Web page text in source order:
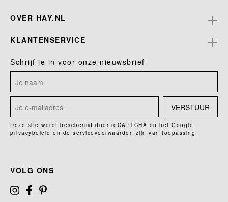
OVER HAY.NL
KLANTENSERVICE
Schrijf je in voor onze nieuwsbrief
VERSTUUR
Deze site wordt beschermd door reCAPTCHA en het Google
privacybeleid en de servicevoorwaarden zijn van toepassing.
VOLG ONS